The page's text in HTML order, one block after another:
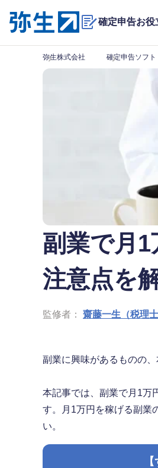
確定申告お役
弥生株式会社 確定申告ソフト
副業で月
注意点を
監修者： 齋藤一生（税理
副業に興味があるものの
本記事では、副業で月1万
す。月1万円を稼げる副業
い。